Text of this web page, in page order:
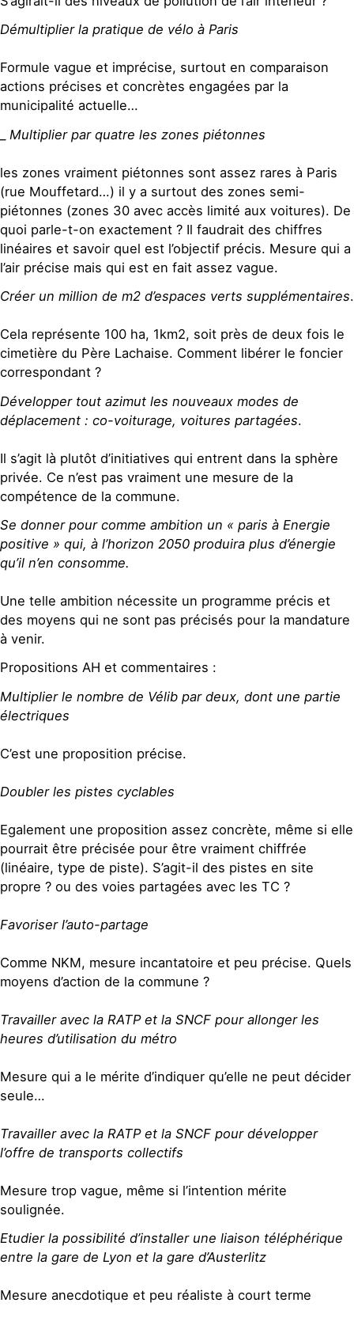
Démultiplier la pratique de vélo à Paris
Formule vague et imprécise, surtout en comparaison
actions précises et concrètes engagées par la
municipalité actuelle…
Multiplier par quatre les zones piétonnes
les zones vraiment piétonnes sont assez rares à Paris
(rue Mouffetard…) il y a surtout des zones semi-
piétonnes (zones 30 avec accès limité aux voitures). De
quoi parle-t-on exactement ? Il faudrait des chiffres
linéaires et savoir quel est l’objectif précis. Mesure qui a
l’air précise mais qui est en fait assez vague.
Créer un million de m2 d’espaces verts supplémentaires.
Cela représente 100 ha, 1km2, soit près de deux fois le
cimetière du Père Lachaise. Comment libérer le foncier
correspondant ?
Développer tout azimut les nouveaux modes de
déplacement : co-voiturage, voitures partagées.
Il s’agit là plutôt d’initiatives qui entrent dans la sphère
privée. Ce n’est pas vraiment une mesure de la
compétence de la commune.
Se donner pour comme ambition un « paris à Energie
positive » qui, à l’horizon 2050 produira plus d’énergie
qu’il n’en consomme.
Une telle ambition nécessite un programme précis et
des moyens qui ne sont pas précisés pour la mandature
à venir.
Propositions AH et commentaires :
Multiplier le nombre de Vélib par deux, dont une partie
électriques
C’est une proposition précise.
Doubler les pistes cyclables
Egalement une proposition assez concrète, même si elle
pourrait être précisée pour être vraiment chiffrée
(linéaire, type de piste). S’agit-il des pistes en site
propre ? ou des voies partagées avec les TC ?
Favoriser l’auto-partage
Comme NKM, mesure incantatoire et peu précise. Quels
moyens d’action de la commune ?
Travailler avec la RATP et la SNCF pour allonger les
heures d’utilisation du métro
Mesure qui a le mérite d’indiquer qu’elle ne peut décider
seule…
Travailler avec la RATP et la SNCF pour développer
l’offre de transports collectifs
Mesure trop vague, même si l’intention mérite
soulignée.
Etudier la possibilité d’installer une liaison téléphérique
entre la gare de Lyon et la gare d’Austerlitz
Mesure anecdotique et peu réaliste à court terme